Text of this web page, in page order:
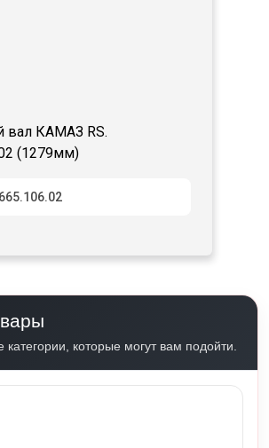
вал КАМАЗ RS.
(1279мм)
которые могут вам подойти.